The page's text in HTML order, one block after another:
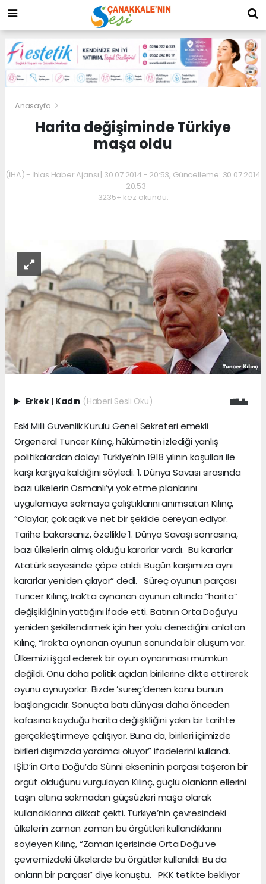
Anasayfa
Harita değişiminde Türkiye
maşa oldu
(İHA) - İhlas Haber Ajansı | 30.07.2014 - 20:53, Güncelleme: 30.07.2014
- 20:53
3235+ kez okundu.
Erkek Kadın (Haberi Sesli Oku)
Eski Milli Güvenlik Kurulu Genel Sekreteri emekli
Orgeneral Tuncer Kılınç, hükümetin izlediği yanlış
politikalardan dolayı Türkiye’nin 1918 yılının koşulları ile
karşı karşıya kaldığını söyledi. 1. Dünya Savası sırasında
bazı ülkelerin Osmanlı’yı yok etme planlarını
uygulamaya sokmaya çalıştıklarını anımsatan Kılınç,
“Olaylar, çok açık ve net bir şekilde cereyan ediyor.
Tarihe bakarsanız, özellikle 1. Dünya Savaşı sonrasına,
bazı ülkelerin almış olduğu kararlar vardı. Bu kararlar
Atatürk sayesinde çöpe atıldı. Bugün karşımıza aynı
kararlar yeniden çıkıyor” dedi. Süreç oyunun parçası
Tuncer Kılınç, Irak’ta oynanan oyunun altında “harita”
değişikliğinin yattığını ifade etti. Batının Orta Doğu’yu
yeniden şekillendirmek için her yolu denediğini anlatan
Kılınç, “Irak’ta oynanan oyunun sonunda bir oluşum var.
Ülkemizi işgal ederek bir oyun oynanması mümkün
değildi. Onu daha politik açıdan birilerine dikte ettirerek
oyunu oynuyorlar. Bizde ’süreç’denen konu bunun
başlangıcıdır. Sonuçta batı dünyası daha önceden
kafasına koyduğu harita değişikliğini yakın bir tarihte
gerçekleştirmeye çalışıyor. Buna da, birileri içimizde
birileri dışımızda yardımcı oluyor” ifadelerini kullandı.
IŞİD’in Orta Doğu’da Sünni ekseninin parçası taşeron bir
örgüt olduğunu vurgulayan Kılınç, güçlü olanların ellerini
taşın altına sokmadan güçsüzleri maşa olarak
kullandıklarına dikkat çekti. Türkiye’nin çevresindeki
ülkelerin zaman zaman bu örgütleri kullandıklarını
söyleyen Kılınç, “Zaman içerisinde Orta Doğu ve
çevremizdeki ülkelerde bu örgütler kullanıldı. Bu da
onların bir parçası” diye konuştu. PKK tetikte bekliyor